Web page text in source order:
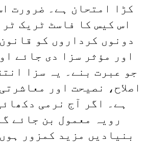
کڑا امتحان ہے۔ ضرورت
اس کیس کا فاسٹ ٹریک
دونوں کرداروں کو
اور مؤثر سزا دی جائے
جو عبرت بنے۔ یہ سزا
اصلاح، نصیحت اور
ہے۔ اگر آج نرمی
رویہ معمول بن جائے
بنیادیں مزید کمزور